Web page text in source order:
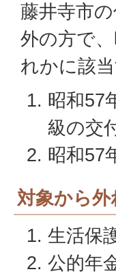
藤井寺市
外の方で
れかに該
昭和57
級の交
昭和57
対象から
生活保
公的年